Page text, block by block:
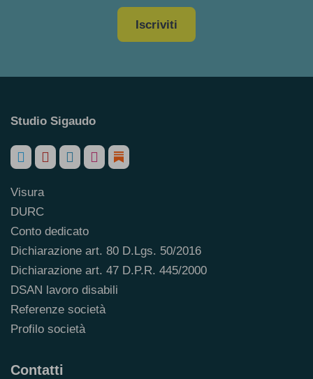
Iscriviti
Studio Sigaudo
Visura
DURC
Conto dedicato
Dichiarazione art. 80 D.Lgs. 50/2016
Dichiarazione art. 47 D.P.R. 445/2000
DSAN lavoro disabili
Referenze società
Profilo società
Contatti